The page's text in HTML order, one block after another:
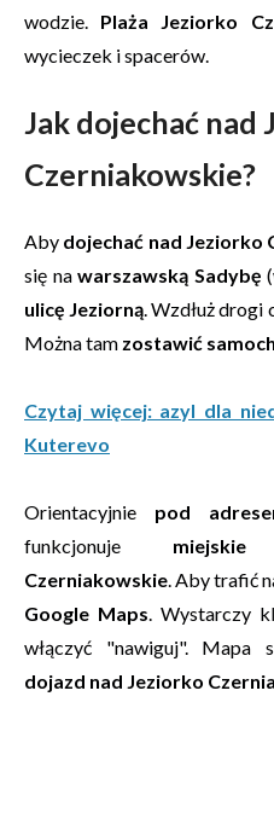
wodzie. Plaża Jeziorko
wycieczek i spacerów.
Jak dojechać nad
Czerniakowskie?
Aby dojechać nad Jeziorko
się nawarszawską Sadybę
ulicę Jeziorną . Wzdłuż drogi
Można tam zostawić
Czytaj więcej: azyl dla
Kuterevo
Orientacyjnie pod
funkcjonuje
Czerniakowskie . Aby trafić
Google Maps . Wystarczy
włączyć "nawiguj". Mapa
dojazd nad Jeziorko